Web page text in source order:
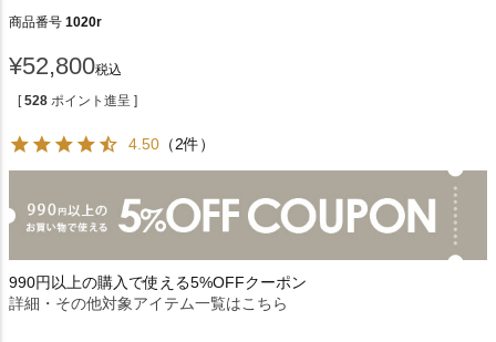
商品番号 1020r
¥52,800税込
[ 528 ポイント進呈 ]
4.50 （2件）
990円以上の購入で使える5%OFFクーポン
詳細・その他対象アイテム一覧はこちら